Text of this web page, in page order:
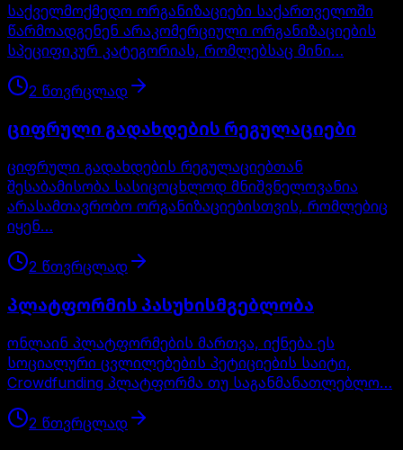
საქველმოქმედო ორგანიზაციები საქართველოში
წარმოადგენენ არაკომერციული ორგანიზაციების
სპეციფიკურ კატეგორიას, რომლებსაც მინი…
2 წთვრცლად
ციფრული გადახდების რეგულაციები
ციფრული გადახდების რეგულაციებთან
შესაბამისობა სასიცოცხლოდ მნიშვნელოვანია
არასამთავრობო ორგანიზაციებისთვის, რომლებიც
იყენ…
2 წთვრცლად
პლატფორმის პასუხისმგებლობა
ონლაინ პლატფორმების მართვა, იქნება ეს
სოციალური ცვლილებების პეტიციების საიტი,
Crowdfunding პლატფორმა თუ საგანმანათლებლო…
2 წთვრცლად